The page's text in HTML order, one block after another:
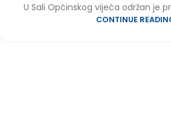
U Sali Općinskog vijeća održan je
CONTINUE